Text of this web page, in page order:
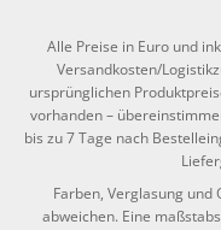
Alle Preise in Euro und
Versandkosten/
ursprünglichen
vorhanden –
bis zu 7 Tage nach
Farben, Verglasung
abweichen. Eine